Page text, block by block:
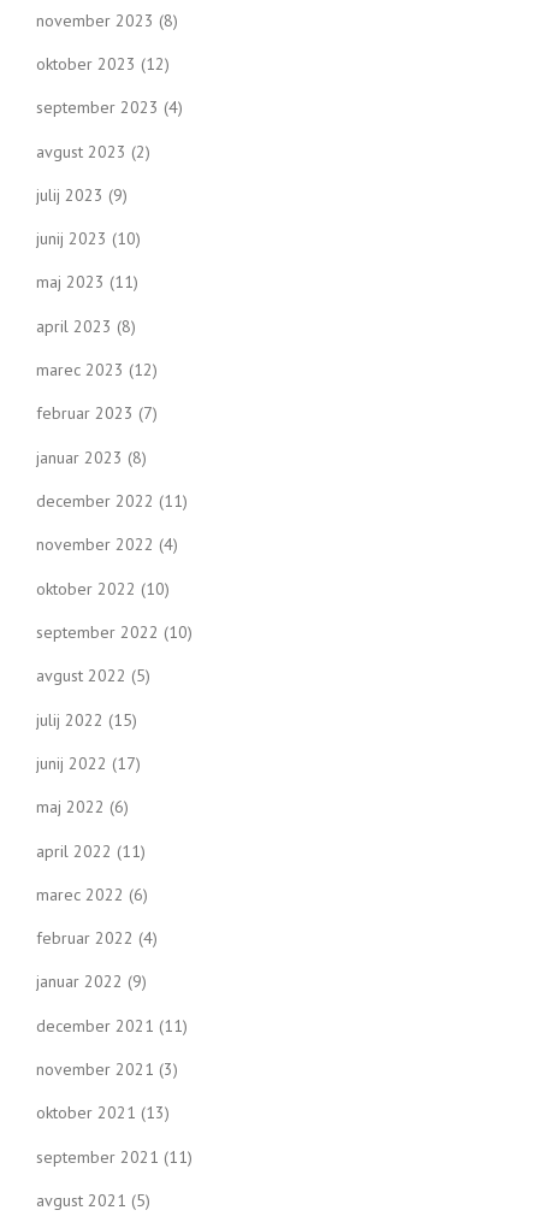
november 2023 (8)
oktober 2023 (12)
september 2023 (4)
avgust 2023 (2)
julij 2023 (9)
junij 2023 (10)
maj 2023 (11)
april 2023 (8)
marec 2023 (12)
februar 2023 (7)
januar 2023 (8)
december 2022 (11)
november 2022 (4)
oktober 2022 (10)
september 2022 (10)
avgust 2022 (5)
julij 2022 (15)
junij 2022 (17)
maj 2022 (6)
april 2022 (11)
marec 2022 (6)
februar 2022 (4)
januar 2022 (9)
december 2021 (11)
november 2021 (3)
oktober 2021 (13)
september 2021 (11)
avgust 2021 (5)